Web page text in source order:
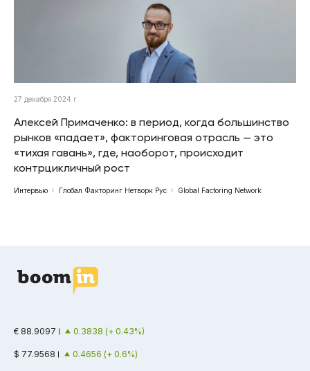
27 декабря 2024 г.
Алексей Примаченко: в период, когда большинство
рынков «падает», факторинговая отрасль — это
«тихая гавань», где, наоборот, происходит
контрцикличный рост
Интервью Глобал Факторинг Нетворк Рус Global Factoring Network
€ 88.9097 0.3838 (+ 0.43%)
$ 77.9568 0.4656 (+ 0.6%)